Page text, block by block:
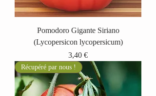
Pomodoro Gigante Siriano
(Lycopersicon lycopersicum)
Prix
3,40 €
Récupéré par nous !